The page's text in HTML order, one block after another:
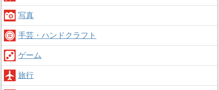
写真
手芸・ハンドクラフト
ゲーム
旅行